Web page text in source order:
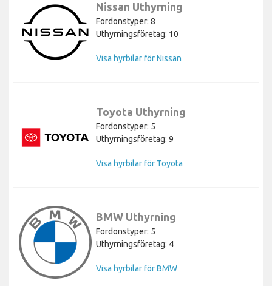
Nissan Uthyrning
Fordonstyper: 8
Uthyrningsföretag: 10
Visa hyrbilar för Nissan
Toyota Uthyrning
Fordonstyper: 5
Uthyrningsföretag: 9
Visa hyrbilar för Toyota
BMW Uthyrning
Fordonstyper: 5
Uthyrningsföretag: 4
Visa hyrbilar för BMW